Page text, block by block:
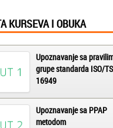
KURSEVA I OBUKA
Upoznavanje sa
grupe standarda ISO/TS
16949
Upoznavanje sa PPAP
metodom